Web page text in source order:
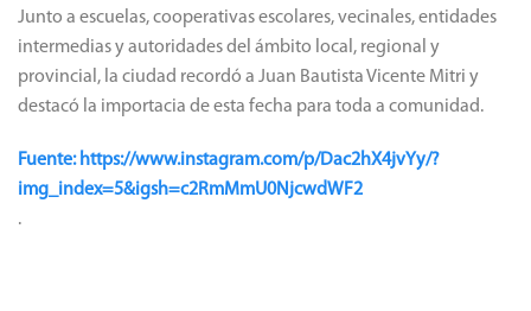
Junto a escuelas, cooperativas escolares, vecinales, entidades
intermedias y autoridades del ámbito local, regional y
provincial, la ciudad recordó a Juan Bautista Vicente Mitri y
destacó la importacia de esta fecha para toda a comunidad.
Fuente: https://www.instagram.com/p/Dac2hX4jvYy/?
img_index=5&igsh=c2RmMmU0NjcwdWF2
.